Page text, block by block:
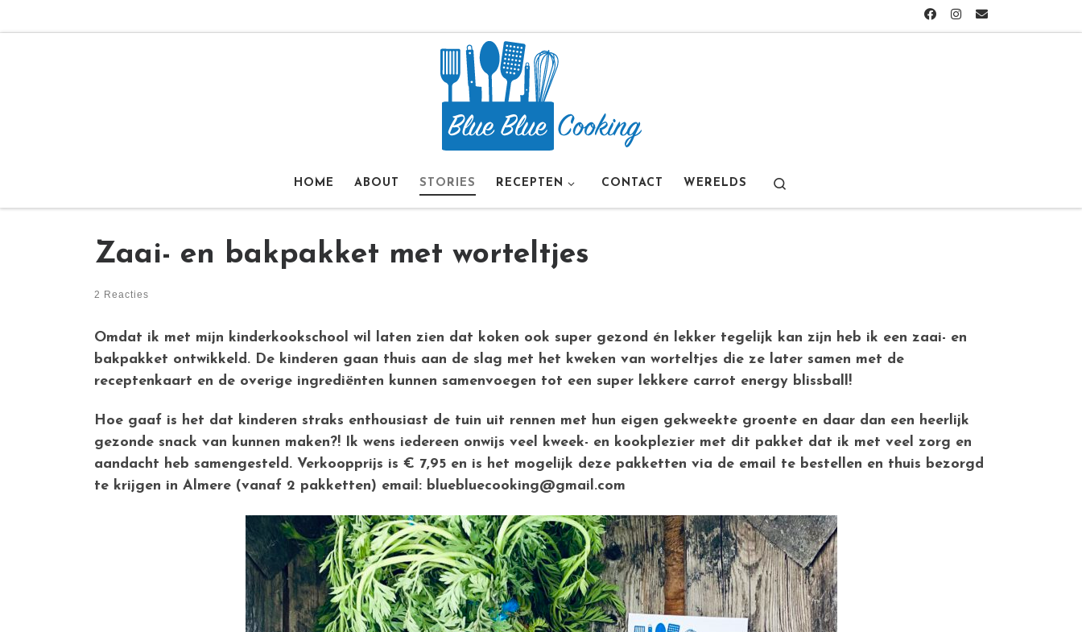
HOME ABOUT STORIES RECEPTEN CONTACT WERELDS
Zaai- en bakpakket met worteltjes
2 Reacties
Omdat ik met mijn kinderkookschool wil laten zien dat koken ook super gezond én lekker tegelijk kan zijn heb ik een zaai- en
bakpakket ontwikkeld. De kinderen gaan thuis aan de slag met het kweken van worteltjes die ze later samen met de
receptenkaart en de overige ingrediënten kunnen samenvoegen tot een super lekkere carrot energy blissball!
Hoe gaaf is het dat kinderen straks enthousiast de tuin uit rennen met hun eigen gekweekte groente en daar dan een heerlijk
gezonde snack van kunnen maken?! Ik wens iedereen onwijs veel kweek- en kookplezier met dit pakket dat ik met veel zorg en
aandacht heb samengesteld. Verkoopprijs is € 7,95 en is het mogelijk deze pakketten via de email te bestellen en thuis bezorgd
te krijgen in Almere (vanaf 2 pakketten) email: bluebluecooking@gmail.com